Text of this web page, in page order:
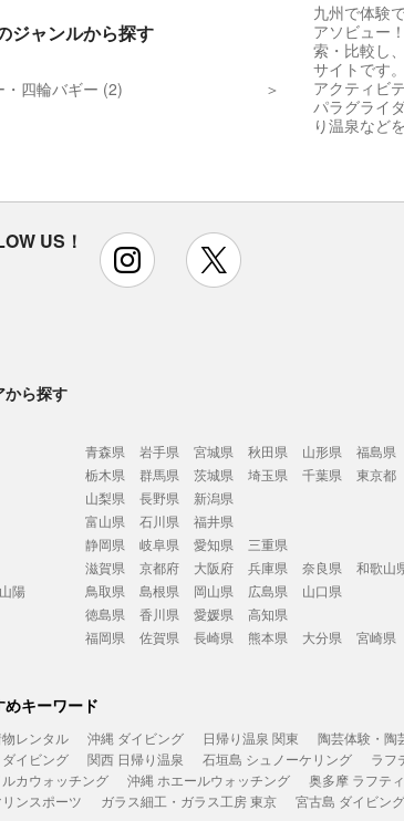
ジャンルから探す
・四輪バギー (2)
九州で体験
アソビュー
索・比較し
サイトです
アクティビ
パラグライ
り温泉など
US！ instagram
から探す
青森県 岩手県 宮城県 秋田県 山形県
福島県
栃木県 群馬県 茨城県 埼玉県 千葉県 東京都
山梨県 長野県
新潟県
富山県 石川県
福井県
静岡県 岐阜県 愛知県
三重県
滋賀県 京都府 大阪府 兵庫県 奈良県
和歌山
陽
鳥取県 島根県 岡山県 広島県
山口県
徳島県 香川県 愛媛県
高知県
福岡県 佐賀県 長崎県 熊本県 大分県 宮崎県
めキーワード
レンタル 沖縄 ダイビング 日帰り温泉 関東 陶芸体験・陶
イビング
関西 日帰り温泉 石垣島 シュノーケリング ラフ
カウォッチング
沖縄 ホエールウォッチング 奥多摩 ラフテ
ンスポーツ
ガラス細工・ガラス工房 東京 宮古島 ダイビング